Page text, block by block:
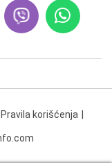
Pravila korišćenja